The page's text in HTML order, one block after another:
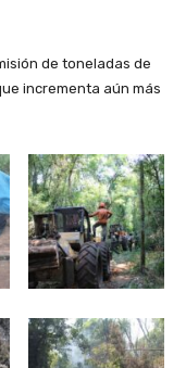
de toneladas de
incrementa aún más